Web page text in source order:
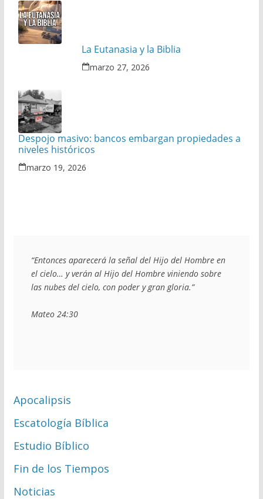
La Eutanasia y la Biblia
marzo 27, 2026
Despojo masivo: bancos embargan propiedades a
niveles históricos
marzo 19, 2026
“Entonces aparecerá la señal del Hijo del Hombre en
el cielo… y verán al Hijo del Hombre viniendo sobre
las nubes del cielo, con poder y gran gloria.”
Mateo 24:30
Apocalipsis
Escatología Bíblica
Estudio Bíblico
Fin de los Tiempos
Noticias